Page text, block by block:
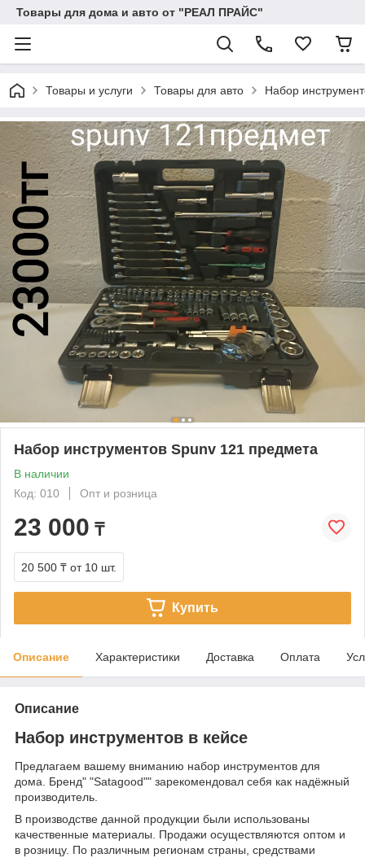
Товары для дома и авто от "РЕАЛ ПРАЙС"
Товары и услуги Товары для авто Набор
Набор инструментов Spunv 121 предмета
В наличии
Код: 010
Опт и розница
23 000 ₸
20 500 ₸ от 10 шт.
Купить
Описание Характеристики Доставка Оплата
Описание
Набор инструментов в кейсе
Предлагаем вашему вниманию набор инструментов для
дома. Бренд" "Satagood"" зарекомендовал себя как надёжный
производитель.
В производстве данной продукции были использованы
качественные материалы. Продажи осуществляются оптом и
в розницу. По различным регионам страны, средствами